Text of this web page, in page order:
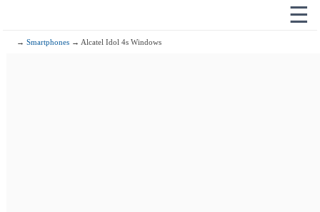
☰
→Smartphones → Alcatel Idol 4s Windows